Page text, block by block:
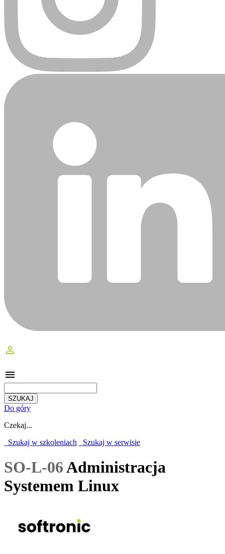
perm_identity
menu
Do góry
Czekaj...
Szukaj w szkoleniach
Szukaj w serwisie
SO-L-06Administracja
Systemem Linux